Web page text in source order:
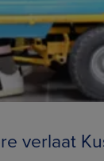
verlaat